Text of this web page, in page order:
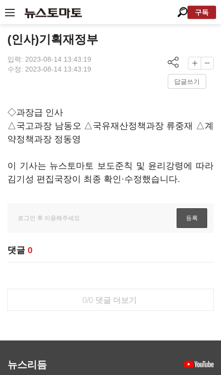
구독
(인사)기획재정부
입력: 2023-08-14 13:43:19
수정: 2023-08-14 13:43:19
답글쓰기
◇과장급 인사
△국고과장 남동오 △국유재산정책과장 류중재 △계
약정책과장 정동영
이 기사는 뉴스토마토 보도준칙 및 윤리강령에 따라
김기성 편집국장이 최종 확인·수정했습니다.
댓글 0
0/0 댓글 더보기
뉴스리듬